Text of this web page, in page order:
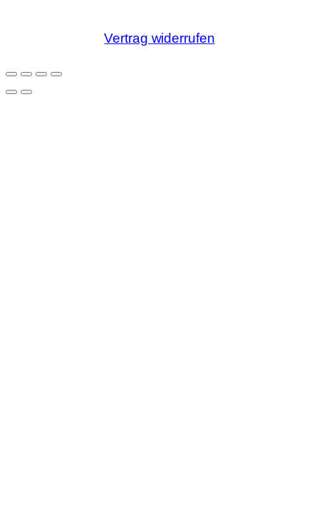
Vertrag widerrufen